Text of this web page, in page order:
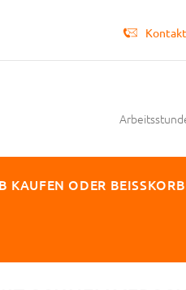
Kontakt
KAUFEN ODER BEISSKORB